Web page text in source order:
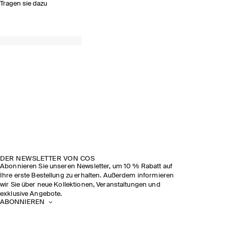
Tragen sie dazu
DER NEWSLETTER VON COS
Abonnieren Sie unseren Newsletter, um 10 % Rabatt auf
Ihre erste Bestellung zu erhalten. Außerdem informieren
wir Sie über neue Kollektionen, Veranstaltungen und
exklusive Angebote.
ABONNIEREN